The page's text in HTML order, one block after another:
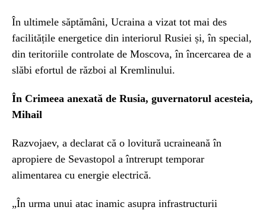
În ultimele săptămâni, Ucraina a vizat tot mai des
facilitățile energetice din interiorul Rusiei și, în special,
din teritoriile controlate de Moscova, în încercarea de a
slăbi efortul de război al Kremlinului.
În Crimeea anexată de Rusia, guvernatorul acesteia,
Mihail
Razvojaev, a declarat că o lovitură ucraineană în
apropiere de Sevastopol a întrerupt temporar
alimentarea cu energie electrică.
„În urma unui atac inamic asupra infrastructurii